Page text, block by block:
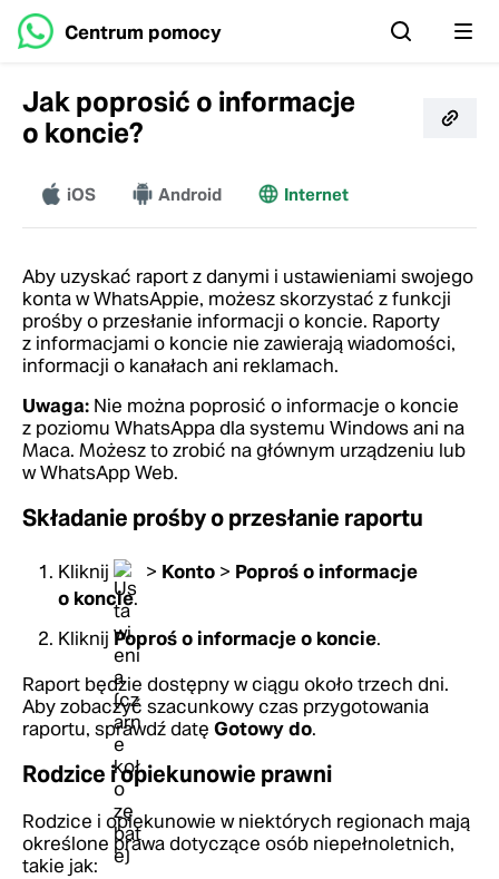
Centrum pomocy
Jak poprosić o informacje
o koncie?
Więcej
iOS Android Internet
Aby uzyskać raport z danymi i ustawieniami swojego
konta w WhatsAppie, możesz skorzystać z funkcji
prośby o przesłanie informacji o koncie. Raporty
z informacjami o koncie nie zawierają wiadomości,
informacji o kanałach ani reklamach.
Uwaga: Nie można poprosić o informacje o koncie
z poziomu WhatsAppa dla systemu Windows ani na
Maca. Możesz to zrobić na głównym urządzeniu lub
w WhatsApp Web.
Składanie prośby o przesłanie raportu
Kliknij > Konto > Poproś o informacje
o koncie.
Kliknij Poproś o informacje o koncie.
Raport będzie dostępny w ciągu około trzech dni.
Aby zobaczyć szacunkowy czas przygotowania
raportu, sprawdź datę Gotowy do.
Rodzice i opiekunowie prawni
Rodzice i opiekunowie w niektórych regionach mają
określone prawa dotyczące osób niepełnoletnich,
takie jak: